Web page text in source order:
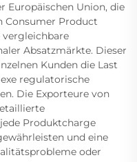
Europäischen Union, die
Consumer Product
vergleichbare
Absatzmärkte. Dieser
Kunden die Last
regulatorische
Die Exporteure von
Produktcharge
und eine
oder